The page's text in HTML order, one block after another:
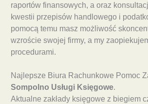
raportów finansowych, a oraz
kwestii przepisów handlowego i
pomocą temu masz możliwość
wzroście swojej firmy, a my
procedurami.
Najlepsze Biura Rachunkowe Pomoc
Sompolno Usługi Księgowe.
Aktualne zakłady księgowe z biegiem